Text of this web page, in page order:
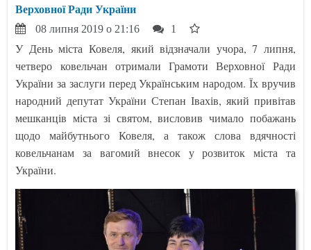
Верховної Ради України
08 липня 2019 о 21:16 1
У День міста Ковеля, який відзначали учора, 7 липня,
четверо ковельчан отримали Грамоти Верховної Ради
України за заслуги перед Українським народом. Їх вручив
народний депутат України Степан Івахів, який привітав
мешканців міста зі святом, висловив чимало побажань
щодо майбутнього Ковеля, а також слова вдячності
ковельчанам за вагомий внесок у розвиток міста та
України.